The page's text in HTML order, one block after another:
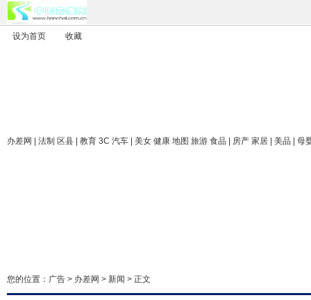
设为首页 收藏
办差网 | 法制 区县 | 教育 3C 汽车 | 美女 健康 地图 旅游 食品 | 房产 家居 | 美品 | 母
您的位置： 广告 > 办差网 > 新闻 > 正文